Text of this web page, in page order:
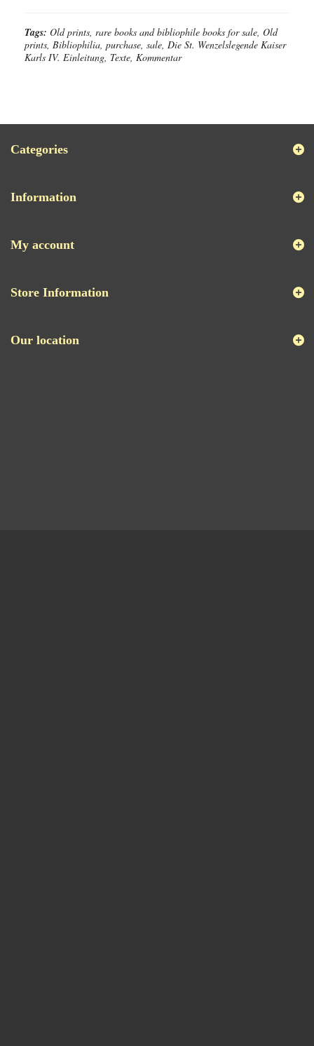
Tags: Old prints, rare books and bibliophile books for sale, Old
prints, Bibliophilia, purchase, sale, Die St. Wenzelslegende Kaiser
Karls IV. Einleitung, Texte, Kommentar
Categories
Information
My account
Store Information
Our location